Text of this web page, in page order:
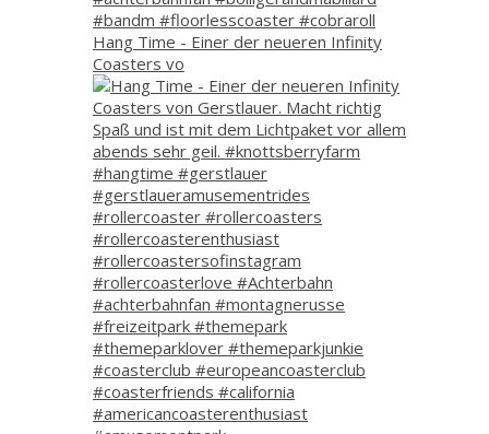
Hang Time - Einer der neueren Infinity
Coasters vo